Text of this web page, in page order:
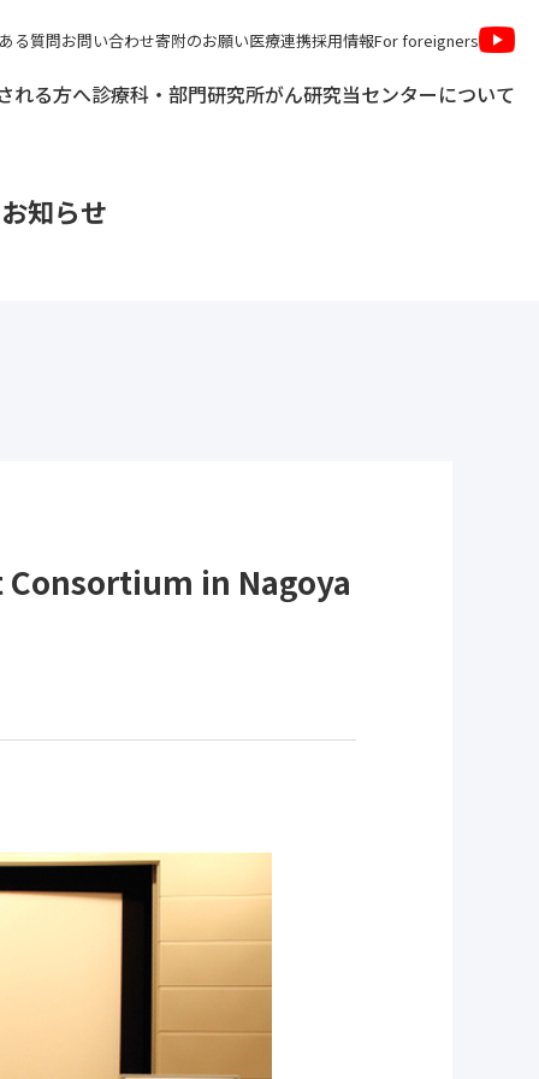
る質問お問い合わせ寄附のお願い医療連携採用情報For foreigners
れる方へ診療科・部門研究所がん研究当センターについて
お知らせ
in Nagoya